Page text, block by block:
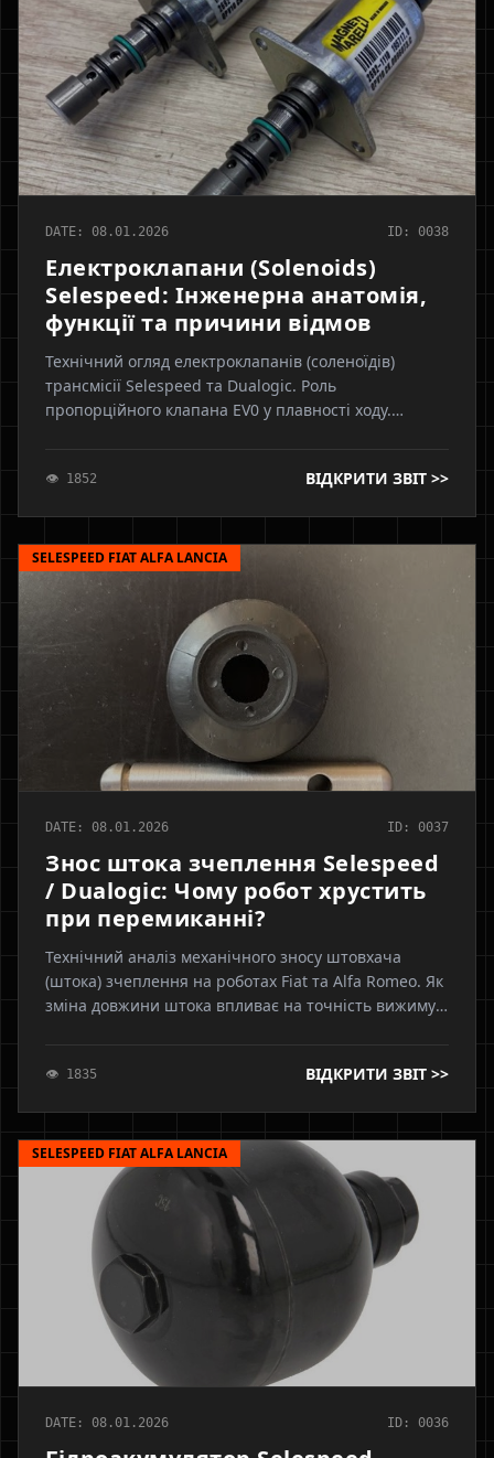
DATE: 08.01.2026 ID: 0038
Електроклапани (Solenoids)
Selespeed: Інженерна анатомія,
функції та причини відмов
Технічний огляд електроклапанів (соленоїдів)
трансмісії Selespeed та Dualogic. Роль
пропорційного клапана EV0 у плавності ходу.
несправного соленоїда. Чистка ультразвуком проти
👁 1852 ВІДКРИТИ ЗВІТ >>
SELESPEED FIAT ALFA LANCIA
DATE: 08.01.2026 ID: 0037
Знос штока зчеплення Selespeed
/ Dualogic: Чому робот хрустить
при перемиканні?
Технічний аналіз механічного зносу штовхача
(штока) зчеплення на роботах Fiat та Alfa Romeo. Як
зміна довжини штока впливає на точність вижиму.
заміни вилки.
👁 1835 ВІДКРИТИ ЗВІТ >>
SELESPEED FIAT ALFA LANCIA
DATE: 08.01.2026 ID: 0036